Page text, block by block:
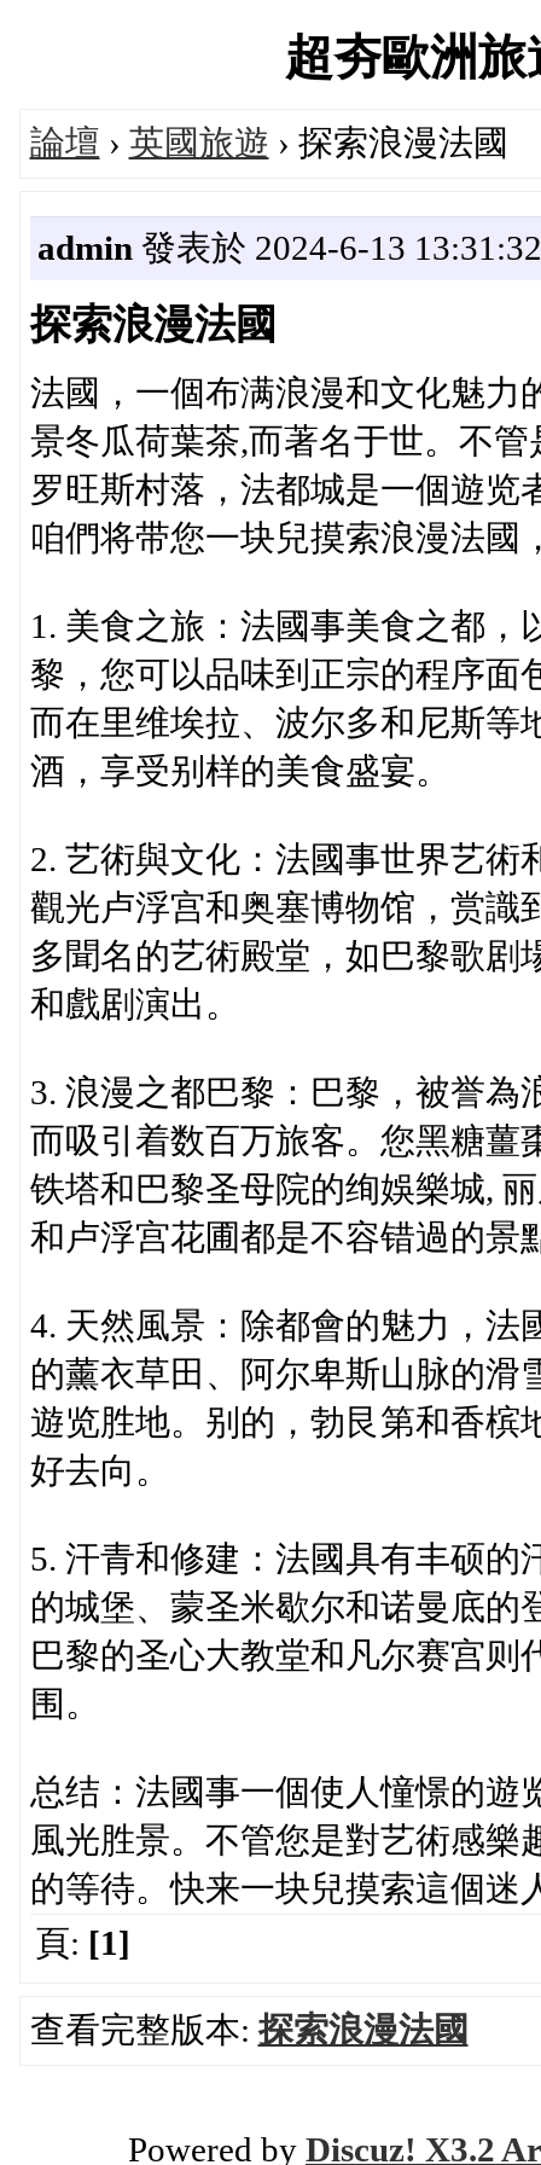
超夯歐洲
論壇 › 英國旅遊 › 探索浪漫法國
admin 發表於 2024-6-13 13:31:32
探索浪漫法國
法國，一個布满浪漫和文化魅力
景冬瓜荷葉茶,而著名于世。不
罗旺斯村落，法都城是一個遊览
咱們将带您一块兒摸索浪漫法國
1. 美食之旅：法國事美食之都
黎，您可以品味到正宗的程序面
而在里维埃拉、波尔多和尼斯等
酒，享受别样的美食盛宴。
2. 艺術與文化：法國事世界艺
觀光卢浮宫和奥塞博物馆，赏識
多聞名的艺術殿堂，如巴黎歌剧
和戲剧演出。
3. 浪漫之都巴黎：巴黎，被誉
而吸引着数百万旅客。您黑糖薑
铁塔和巴黎圣母院的绚娛樂城,
和卢浮宫花圃都是不容错過的景
4. 天然風景：除都會的魅力，
的薰衣草田、阿尔卑斯山脉的滑
遊览胜地。别的，勃艮第和香槟
好去向。
5. 汗青和修建：法國具有丰硕
的城堡、蒙圣米歇尔和诺曼底的
巴黎的圣心大教堂和凡尔赛宫则
围。
总结：法國事一個使人憧憬的遊
風光胜景。不管您是對艺術感樂
的等待。快来一块兒摸索這個迷
頁: [1]
查看完整版本: 探索浪漫法國
Powered by Discuz! X3.2